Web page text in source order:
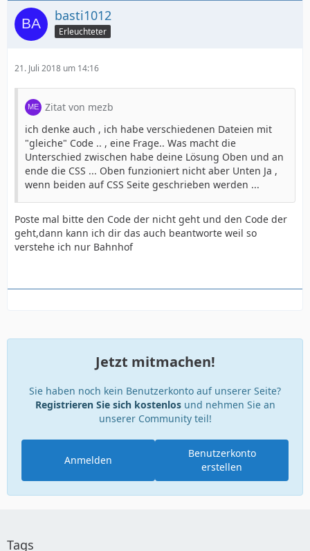
basti1012
Erleuchteter
21. Juli 2018 um 14:16
Zitat von mezb
ich denke auch , ich habe verschiedenen Dateien mit
"gleiche" Code .. , eine Frage.. Was macht die
Unterschied zwischen habe deine Lösung Oben und an
ende die CSS ... Oben funzioniert nicht aber Unten Ja ,
wenn beiden auf CSS Seite geschrieben werden ...
Poste mal bitte den Code der nicht geht und den Code der
geht,dann kann ich dir das auch beantworte weil so
verstehe ich nur Bahnhof
Jetzt mitmachen!
Sie haben noch kein Benutzerkonto auf unserer Seite?
Registrieren Sie sich kostenlosund nehmen Sie an
unserer Community teil!
Benutzerkonto
erstellen
Anmelden
Tags